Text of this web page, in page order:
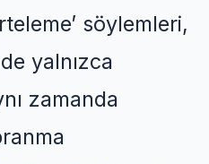
’ söylemleri,
yalnızca
zamanda